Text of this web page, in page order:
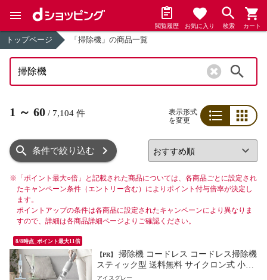
閲覧履歴 お気に入り 検索 カート
トップページ 「掃除機」の商品一覧
1 ～ 60 / 7,104 件
表示形式
を変更
条件で絞り込む
※ 「ポイント最大○倍」と記載された商品については、各商品ごとに設定され
たキャンペーン条件（エントリー含む）によりポイント付与倍率が決定し
ます。
ポイントアップの条件は各商品に設定されたキャンペーンにより異なりま
すので、詳細は各商品詳細ページよりご確認ください。
8/8時点_ポイント最大11倍
【PR】
スティック型 送料無料 サイクロン式 小型
コンパクト 軽量 ハンディクリーナー ステ
アイスグレー